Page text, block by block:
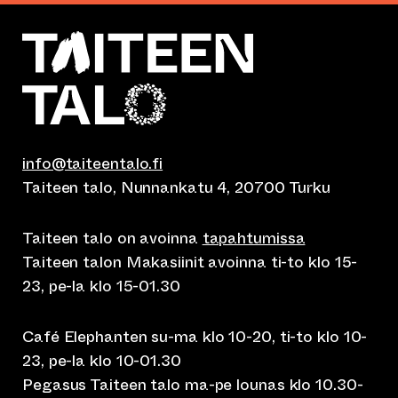
info@taiteentalo.fi
Taiteen talo, Nunnankatu 4, 20700 Turku
Taiteen talo on avoinnatapahtumissa
Taiteen talon Makasiinit avoinna ti-to klo 15-
23, pe-la klo 15-01.30
Café Elephanten su-ma klo 10-20, ti-to klo 10-
23, pe-la klo 10-01.30
Pegasus Taiteen talo ma-pe lounas klo 10.30-